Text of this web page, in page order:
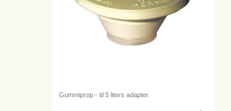
Gummiprop - til 5 liters adapter